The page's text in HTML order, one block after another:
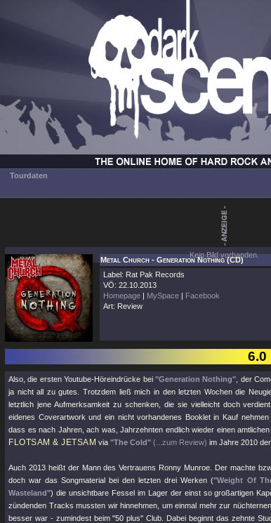
Tourdaten
Kein Bild vorhanden.
Metal Church - Generation Nothing (CD)
Label: Rat Pak Records
VÖ: 22.10.2013
Homepage | MySpace | Facebook
Art: Review
6.0
Also, die ersten Youtube-Höreindrücke bei "Generation Nothing" , der
ja nicht all zu gutes. Trotzdem ließ mich in den letzten Wochen die
letztlich jene Aufmerksamkeit zu schenken, die sie vielleicht doch
eidenes Coverartwork und ein nicht vorhandenes Booklet in Kauf
dass es nach Jahren, ach was, Jahrzehnten endlich wieder einen
FLOTSAM & JETSAM via "The Cold" (...zum Review) im Jahre 2010
Auch 2013 heißt der Mann des Vertrauens Ronny Munroe. Der machte
doch war das Songmaterial bei den letzten drei Werken ("Weight Of
Wasteland") die unsichtbare Fessel im Lager der einst so großartigen
zündenden Tracks mussten wir hinnehmen, um einmal mehr zur
besser war - zumindest beim "50 plus" Club. Dabei beginnt das zehnte